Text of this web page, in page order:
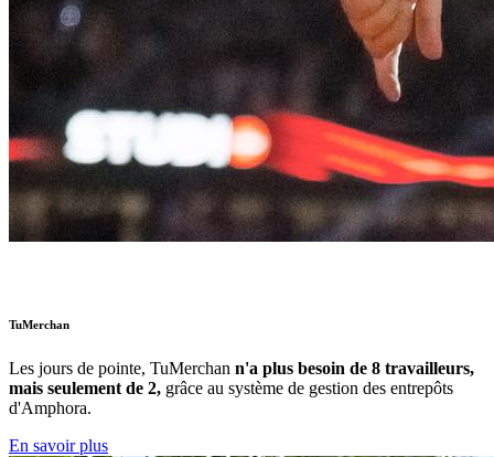
TuMerchan
Les jours de pointe, TuMerchan n'a plus besoin de 8 travailleurs,
mais seulement de 2, grâce au système de gestion des entrepôts
d'Amphora.
En savoir plus